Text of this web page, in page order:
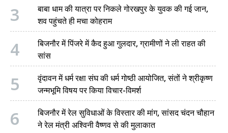
3
बाबा धाम की यात्रा पर निकले गोरखपुर के युवक की गई जान,
शव पहुंचते ही मचा कोहराम
4
बिजनौर में पिंजरे में कैद हुआ गुलदार, ग्रामीणों ने ली राहत की
सांस
5
वृंदावन में धर्म रक्षा संघ की धर्म गोष्ठी आयोजित, संतों ने श्रीकृष्ण
जन्मभूमि विषय पर किया विचार-विमर्श
6
बिजनौर में रेल सुविधाओं के विस्तार की मांग, सांसद चंदन चौहान
ने रेल मंत्री अश्विनी वैष्णव से की मुलाकात